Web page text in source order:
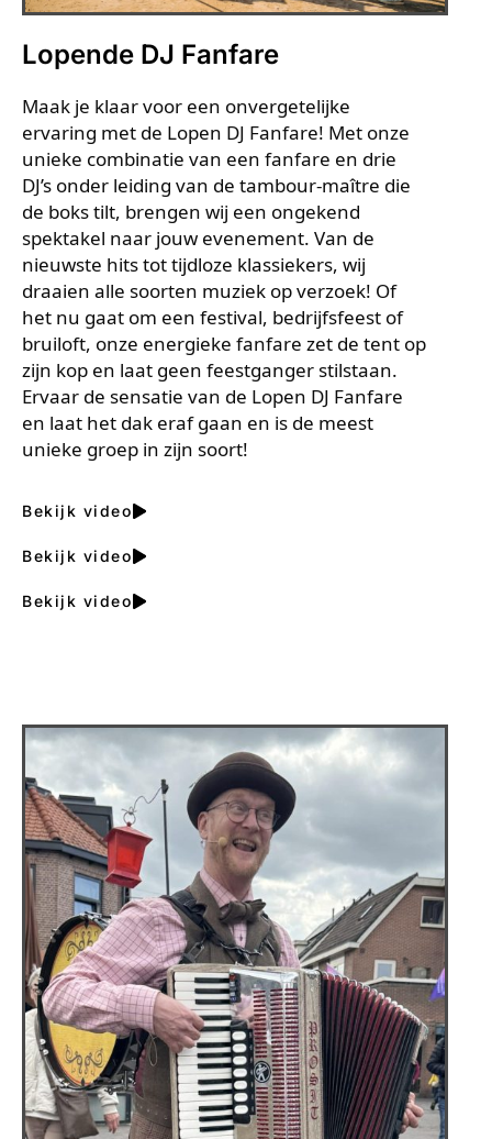
Lopende DJ Fanfare
Maak je klaar voor een onvergetelijke
ervaring met de Lopen DJ Fanfare! Met onze
unieke combinatie van een fanfare en drie
DJ’s onder leiding van de tambour-maître die
de boks tilt, brengen wij een ongekend
spektakel naar jouw evenement. Van de
nieuwste hits tot tijdloze klassiekers, wij
draaien alle soorten muziek op verzoek! Of
het nu gaat om een festival, bedrijfsfeest of
bruiloft, onze energieke fanfare zet de tent op
zijn kop en laat geen feestganger stilstaan.
Ervaar de sensatie van de Lopen DJ Fanfare
en laat het dak eraf gaan en is de meest
unieke groep in zijn soort!
Bekijk video
Bekijk video
Bekijk video